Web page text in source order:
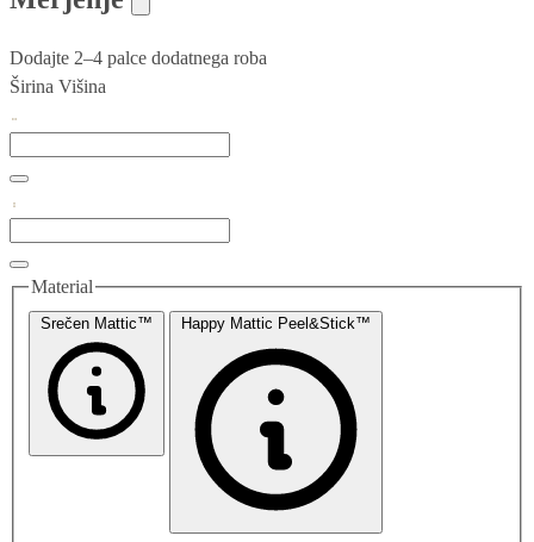
Dodajte 2–4 palce dodatnega roba
Širina Višina
Material
Srečen Mattic™ Happy Mattic Peel&Stick™